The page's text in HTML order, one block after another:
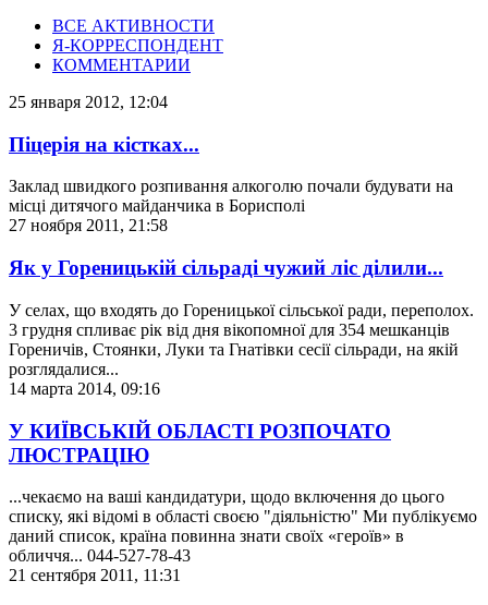
ВСЕ АКТИВНОСТИ
Я-КОРРЕСПОНДЕНТ
КОММЕНТАРИИ
25 января 2012, 12:04
Піцерія на кістках...
Заклад швидкого розпивання алкоголю почали будувати на
місці дитячого майданчика в Борисполі
27 ноября 2011, 21:58
Як у Гореницькій сільраді чужий ліс ділили...
У селах, що входять до Гореницької сільської ради, переполох.
3 грудня спливає рік від дня вікопомної для 354 мешканців
Гореничів, Стоянки, Луки та Гнатівки сесії сільради, на якій
розглядалися...
14 марта 2014, 09:16
У КИЇВСЬКІЙ ОБЛАСТІ РОЗПОЧАТО
ЛЮСТРАЦІЮ
...чекаємо на ваші кандидатури, щодо включення до цього
списку, які відомі в області своєю "діяльністю" Ми публікуємо
даний список, країна повинна знати своїх «героїв» в
обличчя... 044-527-78-43
21 сентября 2011, 11:31